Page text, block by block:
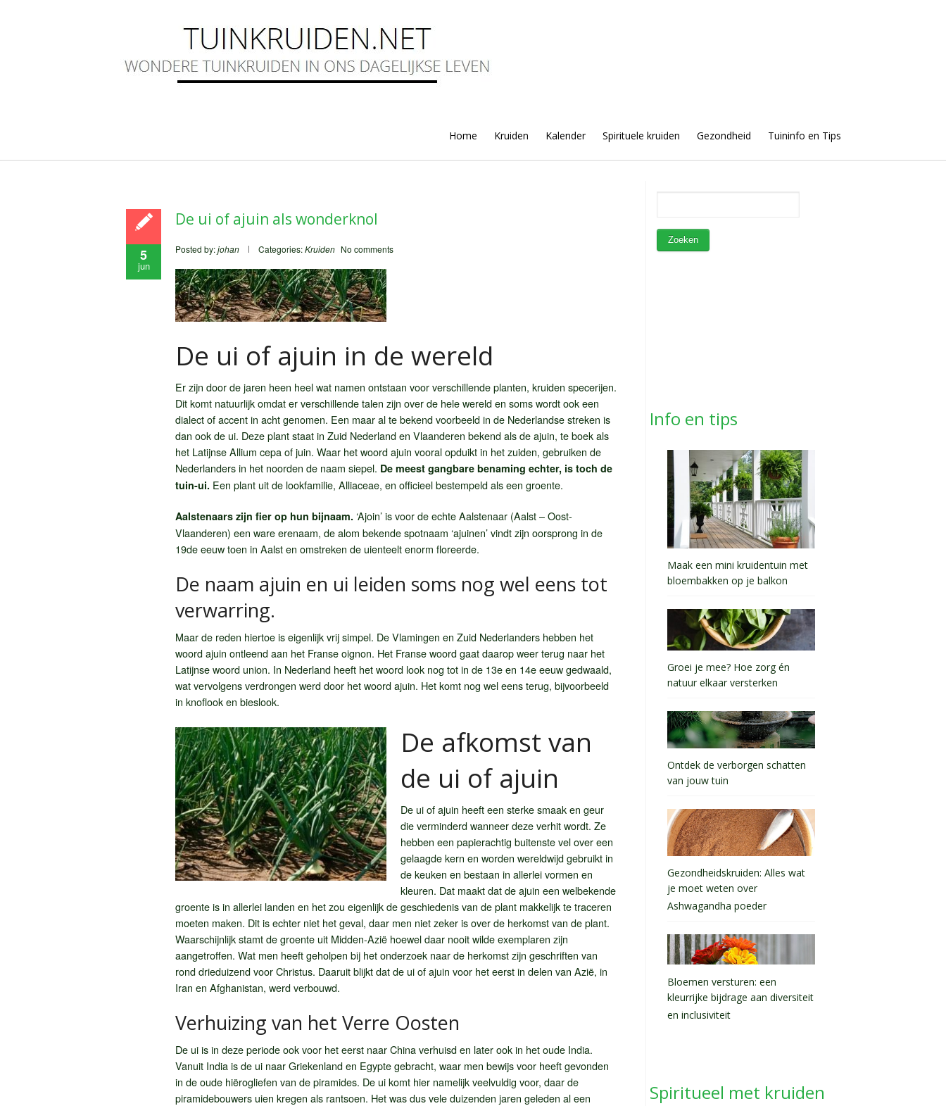
Home Kruiden Kalender Spirituele kruiden Gezondheid Tuininfo en Tips
5
jun
De ui of ajuin als wonderknol
Posted by:johan Categories:Kruiden No comments
De ui of ajuin in de wereld
Er zijn door de jaren heen heel wat namen ontstaan voor verschillende planten, kruiden specerijen.
Dit komt natuurlijk omdat er verschillende talen zijn over de hele wereld en soms wordt ook een
dialect of accent in acht genomen. Een maar al te bekend voorbeeld in de Nederlandse streken is
dan ook de ui. Deze plant staat in Zuid Nederland en Vlaanderen bekend als de ajuin, te boek als
het Latijnse Allium cepa of juin. Waar het woord ajuin vooral opduikt in het zuiden, gebruiken de
Nederlanders in het noorden de naam siepel. De meest gangbare benaming echter, is toch de
tuin-ui. Een plant uit de lookfamilie, Alliaceae, en officieel bestempeld als een groente.
Aalstenaars zijn fier op hun bijnaam. ‘Ajoin’ is voor de echte Aalstenaar (Aalst – Oost-
Vlaanderen) een ware erenaam, de alom bekende spotnaam ‘ajuinen’ vindt zijn oorsprong in de
19de eeuw toen in Aalst en omstreken de uienteelt enorm floreerde.
De naam ajuin en ui leiden soms nog wel eens tot
verwarring.
Maar de reden hiertoe is eigenlijk vrij simpel. De Vlamingen en Zuid Nederlanders hebben het
woord ajuin ontleend aan het Franse oignon. Het Franse woord gaat daarop weer terug naar het
Latijnse woord union. In Nederland heeft het woord look nog tot in de 13e en 14e eeuw gedwaald,
wat vervolgens verdrongen werd door het woord ajuin. Het komt nog wel eens terug, bijvoorbeeld
in knoflook en bieslook.
De afkomst van
de ui of ajuin
De ui of ajuin heeft een sterke smaak en geur
die verminderd wanneer deze verhit wordt. Ze
hebben een papierachtig buitenste vel over een
gelaagde kern en worden wereldwijd gebruikt in
de keuken en bestaan in allerlei vormen en
kleuren. Dat maakt dat de ajuin een welbekende
groente is in allerlei landen en het zou eigenlijk de geschiedenis van de plant makkelijk te traceren
moeten maken. Dit is echter niet het geval, daar men niet zeker is over de herkomst van de plant.
Waarschijnlijk stamt de groente uit Midden-Azië hoewel daar nooit wilde exemplaren zijn
aangetroffen. Wat men heeft geholpen bij het onderzoek naar de herkomst zijn geschriften van
rond drieduizend voor Christus. Daaruit blijkt dat de ui of ajuin voor het eerst in delen van Azië, in
Iran en Afghanistan, werd verbouwd.
Verhuizing van het Verre Oosten
De ui is in deze periode ook voor het eerst naar China verhuisd en later ook in het oude India.
Vanuit India is de ui naar Griekenland en Egypte gebracht, waar men bewijs voor heeft gevonden
in de oude hiërogliefen van de piramides. De ui komt hier namelijk veelvuldig voor, daar de
piramidebouwers uien kregen als rantsoen. Het was dus vele duizenden jaren geleden al een
Info en tips
Maak een mini kruidentuin met
bloembakken op je balkon
Groei je mee? Hoe zorg én
natuur elkaar versterken
Ontdek de verborgen schatten
van jouw tuin
Gezondheidskruiden: Alles wat
je moet weten over
Ashwagandha poeder
Bloemen versturen: een
kleurrijke bijdrage aan diversiteit
en inclusiviteit
Spiritueel met kruiden